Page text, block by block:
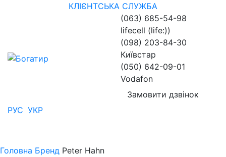
КЛІЄНТСЬКА СЛУЖБА
(063) 685-54-98
lifecell (life:))
(098) 203-84-30
Київстар
(050) 642-09-01
Vodafon
Замовити дзвінок
РУС УКР
Головна Бренд Peter Hahn